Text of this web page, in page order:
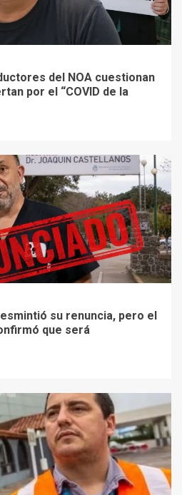
del NOA cuestionan
por el “COVID de la
su renuncia, pero el
que será